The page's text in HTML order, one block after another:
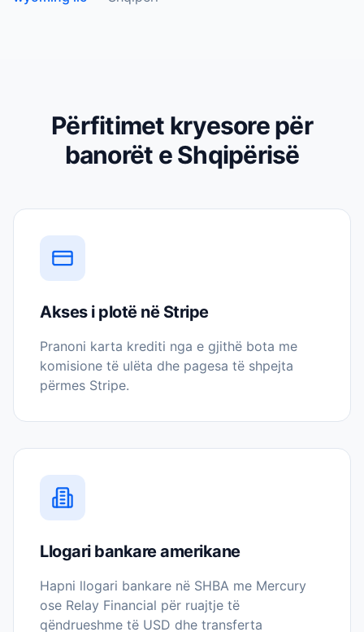
Përfitimet kryesore për
banorët e Shqipërisë
Akses i plotë në Stripe
Pranoni karta krediti nga e gjithë bota me
komisione të ulëta dhe pagesa të shpejta
përmes Stripe.
Llogari bankare amerikane
Hapni llogari bankare në SHBA me Mercury
ose Relay Financial për ruajtje të
qëndrueshme të USD dhe transferta